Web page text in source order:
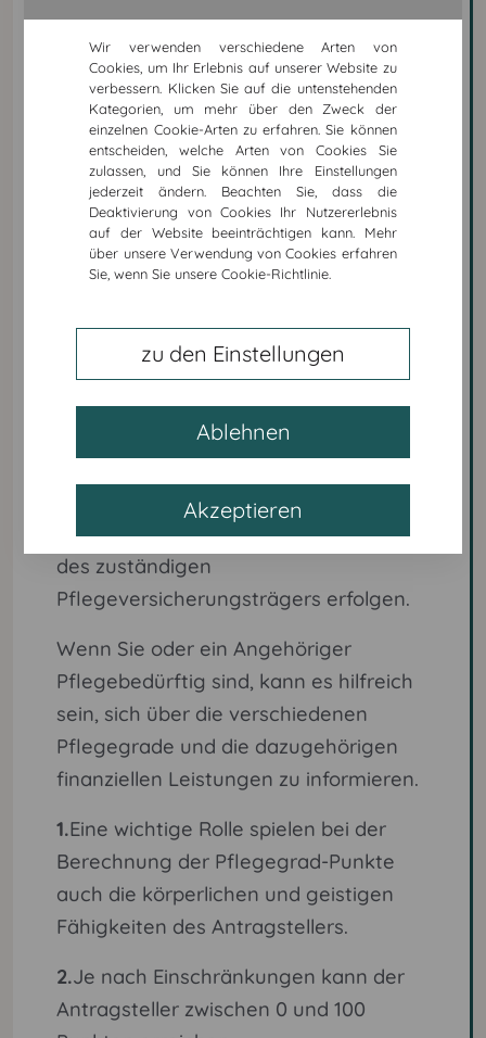
Es ist wichtig zu beachten, dass es bei
der Bewertung des Pflegebedarfs
keine festen Regeln gibt. Vielmehr
werden die individuellen Bedürfnisse
und Fähigkeiten des Pflegebedürftigen
berücksichtigt. Daher kann es
vorkommen, dass zwei Menschen mit
ähnlichen Pflegebedürfnissen
unterschiedliche Pflegegrade erhalten.
die Pflegegrade regelmäßig überprüft
werden, da sich die Bedürfnisse eines
Pflegebedürftigen im Laufe der Zeit
kann auf Antrag des
Pflegebedürftigen oder auf Initiative
des zuständigen
Pflegeversicherungsträgers erfolgen.
Wenn Sie oder ein Angehöriger
Pflegebedürftig sind, kann es hilfreich
sein, sich über die verschiedenen
Pflegegrade und die dazugehörigen
finanziellen Leistungen zu informieren.
1.Eine wichtige Rolle spielen bei der
Berechnung der Pflegegrad-Punkte
auch die körperlichen und geistigen
Fähigkeiten des Antragstellers.
2.Je nach Einschränkungen kann der
Antragsteller zwischen 0 und 100
Wir verwenden verschiedene Arten von
Cookies, um Ihr Erlebnis auf unserer Website zu
verbessern. Klicken Sie auf die untenstehenden
Kategorien, um mehr über den Zweck der
einzelnen Cookie-Arten zu erfahren. Sie können
entscheiden, welche Arten von Cookies Sie
zulassen, und Sie können Ihre Einstellungen
jederzeit ändern. Beachten Sie, dass die
Deaktivierung von Cookies Ihr Nutzererlebnis
auf der Website beeinträchtigen kann. Mehr
über unsere Verwendung von Cookies erfahren
Sie, wenn Sie unsere Cookie-Richtlinie.
zu den Einstellungen
Ablehnen
Akzeptieren